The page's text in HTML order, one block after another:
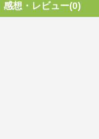
感想・レビュー(0)